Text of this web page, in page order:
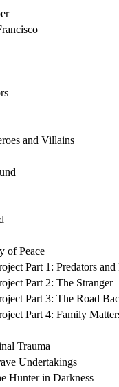
and Villains
of Peace
Part 1: Predators and
Part 2: The Stranger
Part 3: The Road
Part 4: Family
Trauma
Undertakings
Hunter in Darkness